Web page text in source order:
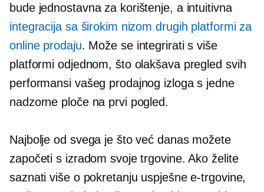
bude jednostavna za korištenje, a intuitivna
integracija sa širokim nizom drugih platformi za
online prodaju. Može se integrirati s više
platformi odjednom, što olakšava pregled svih
performansi vašeg prodajnog izloga s jedne
nadzorne ploče na prvi pogled.
Najbolje od svega je što već danas možete
započeti s izradom svoje trgovine. Ako želite
saznati više o pokretanju uspješne e-trgovine,